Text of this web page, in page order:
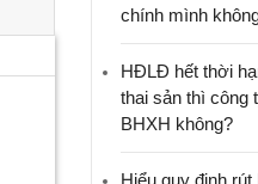
chính mình
HĐLĐ hết thời
thai sản thì công
BHXH không?
Hiểu quy định